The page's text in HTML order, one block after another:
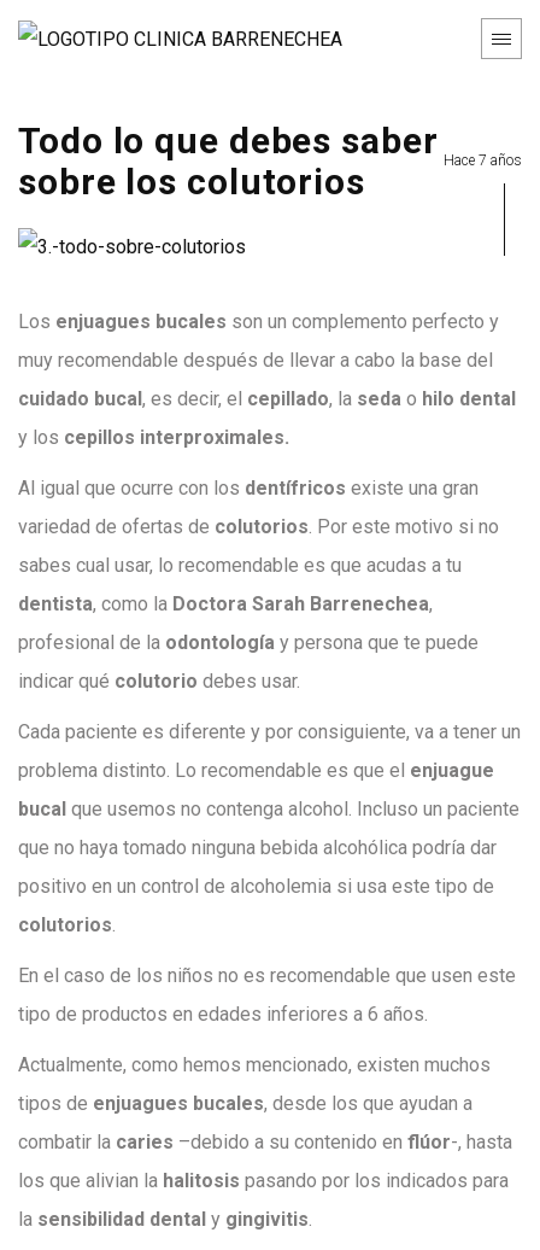
Todo lo que debes saber
sobre los colutorios
Hace 7 años
Los enjuagues bucales son un complemento perfecto y
muy recomendable después de llevar a cabo la base del
cuidado bucal, es decir, el cepillado, la seda o hilo dental
y los cepillos interproximales.
Al igual que ocurre con los dentífricos existe una gran
variedad de ofertas de colutorios . Por este motivo si no
sabes cual usar, lo recomendable es que acudas a tu
dentista, como la Doctora Sarah Barrenechea,
profesional de la odontología y persona que te puede
indicar qué colutorio debes usar.
Cada paciente es diferente y por consiguiente, va a tener un
problema distinto. Lo recomendable es que el enjuague
bucal que usemos no contenga alcohol. Incluso un paciente
que no haya tomado ninguna bebida alcohólica podría dar
positivo en un control de alcoholemia si usa este tipo de
colutorios
En el caso de los niños no es recomendable que usen este
tipo de productos en edades inferiores a 6 años.
Actualmente, como hemos mencionado, existen muchos
tipos de enjuagues bucales, desde los que ayudan a
combatir la caries –debido a su contenido en flúor-, hasta
los que alivian la halitosis pasando por los indicados para
la sensibilidad dental y gingivitis